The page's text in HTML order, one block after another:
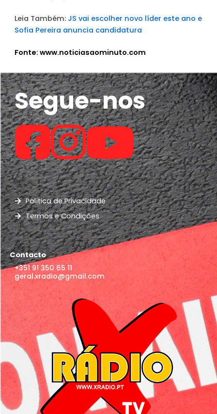
Leia Também: JS vai escolher novo líder este ano e
Sofia Pereira anuncia candidatura
Fonte: www.noticiasaominuto.com
Segue-nos
Política de Privacidade
Termos e Condições
Contacto
+351 91 350 65 11
geral.xradio@gmail.com